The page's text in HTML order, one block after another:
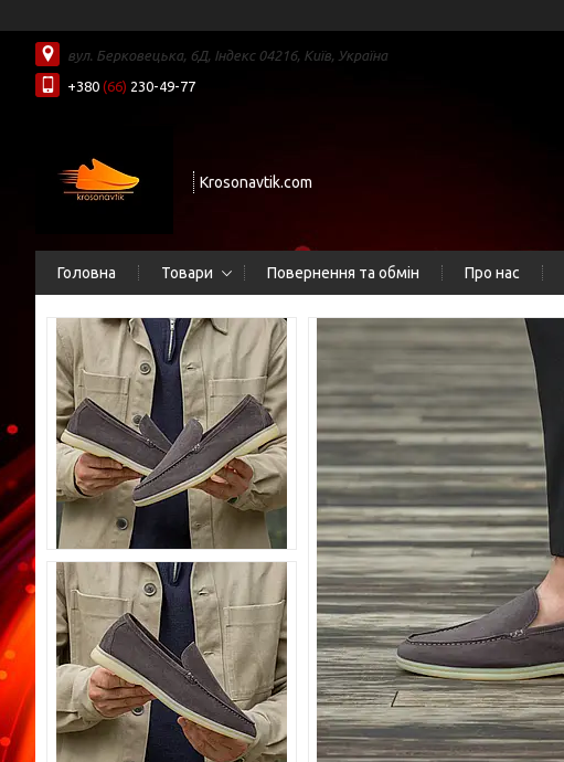
вул. Берковецька, 6Д, Індекс 04216, Київ, Україна
+380 (66) 230-49-77
Krosonavtik.com
Головна Товари Повернення та обмін Про нас